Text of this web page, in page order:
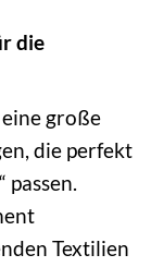
die
große
die perfekt
passen.
Textilien